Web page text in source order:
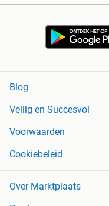
Blog
Veilig en Succesvol
Voorwaarden
Cookiebeleid
Over Marktplaats